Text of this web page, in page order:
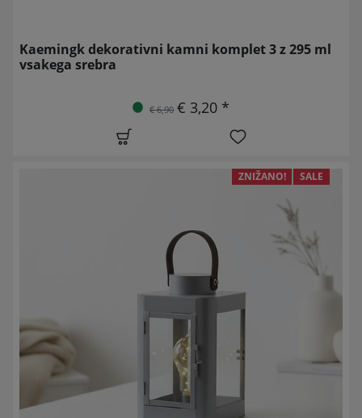
Kaemingk dekorativni kamni komplet 3 z 295 ml
vsakega srebra
€ 6,90 € 3,20 *
ZNIŽANO! SALE